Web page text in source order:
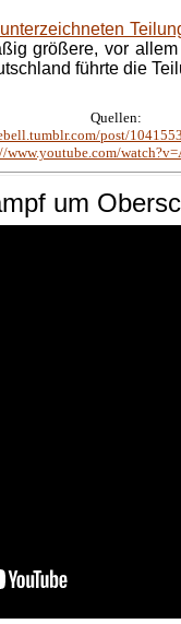
größere, vor
führte die
Quellen:
post/
www.youtube.com/
um